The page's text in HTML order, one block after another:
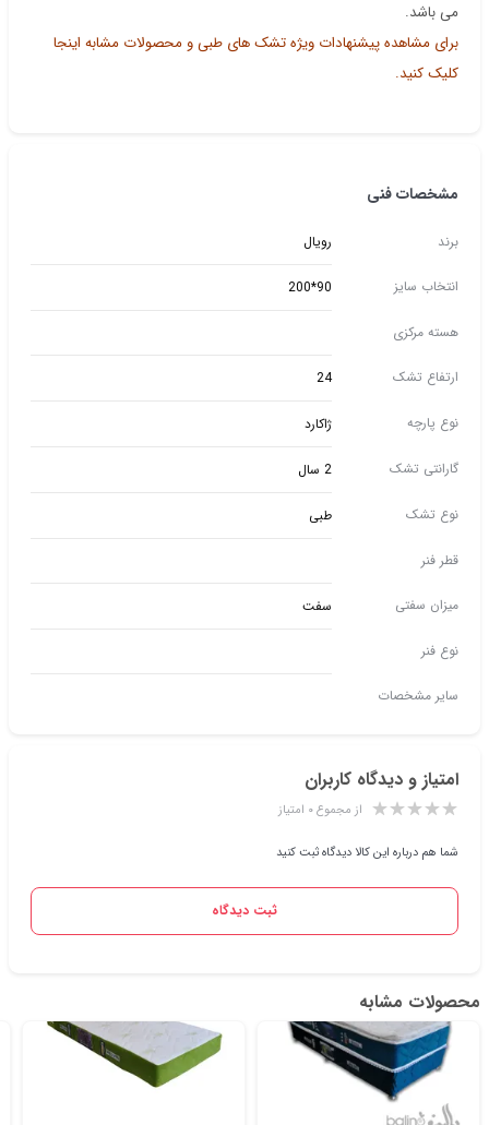
می باشد.
برای مشاهده پیشنهادات ویژه تشک های طبی و محصولات مشابه اینجا
کلیک کنید.
مشخصات فنی
برند رویال
انتخاب سایز 90*200
هسته مرکزی
ارتفاع تشک 24
نوع پارچه ژاکارد
گارانتی تشک 2 سال
نوع تشک طبی
قطر فنر
میزان سفتی سفت
نوع فنر
سایر مشخصات
امتیاز و دیدگاه کاربران
از مجموع ۰ امتیاز
شما هم درباره این کالا دیدگاه ثبت کنید
ثبت دیدگاه
محصولات مشابه